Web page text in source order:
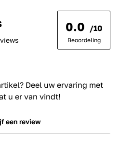
0.0 /10
Beoordeling
Deel uw ervaring met
u er van vindt!
een review